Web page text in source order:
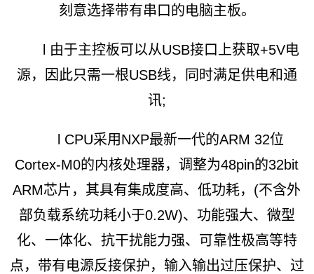
刻意选择带有串口的电脑主板。
l 由于主控板可以从USB接口上获取+5V电
源，因此只需一根USB线，同时满足供电和通
讯;
l CPU采用NXP最新一代的ARM 32位
Cortex-M0的内核处理器，调整为48pin的32bit
ARM芯片，其具有集成度高、低功耗，(不含外
部负载系统功耗小于0.2W)、功能强大、微型
化、一体化、抗干扰能力强、可靠性极高等特
点，带有电源反接保护，输入输出过压保护、过